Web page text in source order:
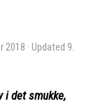
2018 · Updated 9.
i det smukke,